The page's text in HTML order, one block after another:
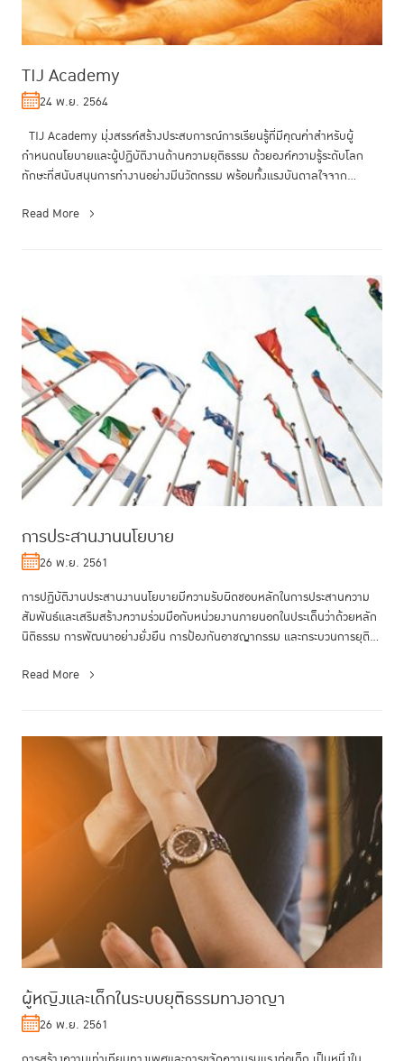
TIJ Academy
24 พ.ย. 2564
TIJ Academy มุ่งสรรค์สร้างประสบการณ์การเรียนรู้ที่มีคุณค่าสำหรับผู้
กำหนดนโยบายและผู้ปฏิบัติงานด้านความยุติธรรม ด้วยองค์ความรู้ระดับโลก
ทักษะที่สนับสนุนการทำงานอย่างมีนวัตกรรม พร้อมทั้งแรงบันดาลใจจาก...
Read More
การประสานงานนโยบาย
26 พ.ย. 2561
การปฏิบัติงานประสานงานนโยบายมีความรับผิดชอบหลักในการประสานความ
สัมพันธ์และเสริมสร้างความร่วมมือกับหน่วยงานภายนอกในประเด็นว่าด้วยหลัก
นิติธรรม การพัฒนาอย่างยั่งยืน การป้องกันอาชญากรรม และกระบวนการยุติ
Read More
ผู้หญิงและเด็กในระบบยุติธรรมทางอาญา
26 พ.ย. 2561